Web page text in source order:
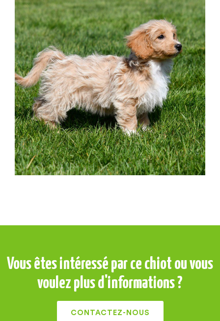
Vous êtes intéressé par ce chiot ou vous
voulez plus d'informations ?
CONTACTEZ-NOUS